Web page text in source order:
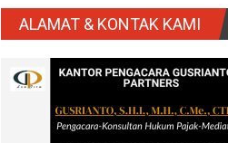
ALAMAT & KONTAK KAMI